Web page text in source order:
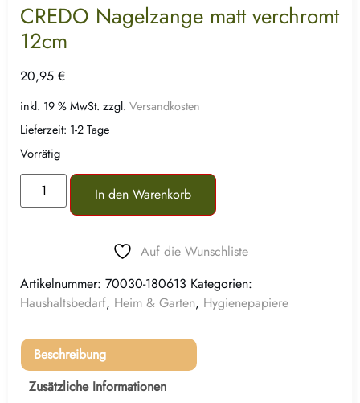
CREDO Nagelzange matt verchromt
12cm
20,95 €
inkl. 19 % MwSt. zzgl. Versandkosten
Lieferzeit: 1-2 Tage
Vorrätig
In den Warenkorb
Auf die Wunschliste
Artikelnummer: 70030-180613 Kategorien:
Haushaltsbedarf, Heim & Garten, Hygienepapiere
Beschreibung
Zusätzliche Informationen